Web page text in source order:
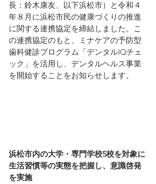
長：鈴木康友、以下浜松市）と令和４
年８月に浜松市民の健康づくりの推進
に関する連携協定を締結しました。こ
の連携協定のもと、ミナケアの予防型
歯科健診プログラム「デンタルIQチェ
ック」を活用し、デンタルヘルス事業
を開始することをお知らせします。
浜松市内の大学・専門学校5校を対象に
生活習慣等の実態を把握し、意識啓発
を実施